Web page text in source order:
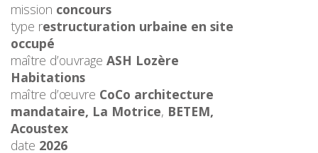
mission concours
type restructuration urbaine en site
occupé
maître d’ouvrage ASH Lozère
Habitations
maître d’œuvre CoCo architecture
mandataire, La Motrice, BETEM,
Acoustex
date 2026